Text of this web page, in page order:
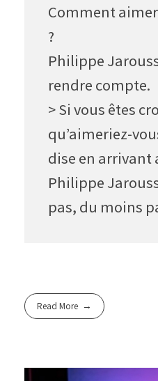
Comment
?
Philippe
rendre compte.
> Si vous êtes
qu’aimeriez-
dise en arrivant
Philippe
pas, du moins
Read More